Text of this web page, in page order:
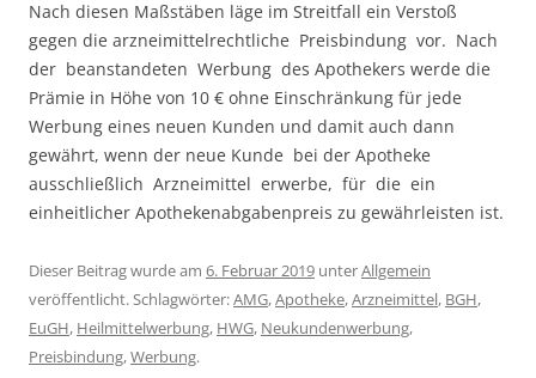
Nach diesen Maßstäben läge im Streitfall ein Verstoß
gegen die arzneimittelrechtliche Preisbindung vor. Nach
der beanstandeten Werbung des Apothekers werde die
Prämie in Höhe von 10 € ohne Einschränkung für jede
Werbung eines neuen Kunden und damit auch dann
gewährt, wenn der neue Kunde bei der Apotheke
ausschließlich Arzneimittel erwerbe, für die ein
einheitlicher Apothekenabgabenpreis zu gewährleisten ist.
Dieser Beitrag wurde am 6. Februar 2019 unterAllgemein
veröffentlicht. Schlagwörter:AMG,Apotheke,Arzneimittel, BGH,
EuGH, Heilmittelwerbung, HWG, Neukundenwerbung,
Preisbindung,Werbung.